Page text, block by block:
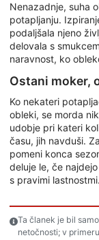
Nenazadnje, suha
potapljanju.
podaljšala njeno
delovala s
naravnost, ko
Ostani moker,
Ko nekateri
obleki, se morda
udobje pri kateri
času, jih navduši.
pomeni konca
deluje le, če
s pravimi lastnostmi.
Ta članek je bil
netočnosti; v